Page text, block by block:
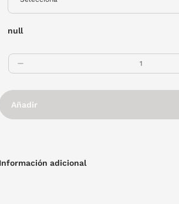
null
Añadir
Información adicional